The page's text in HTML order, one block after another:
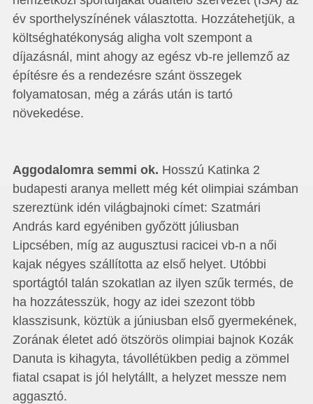
év sporthelyszínének választotta. Hozzátehetjük, a
költséghatékonyság aligha volt szempont a
díjazásnál, mint ahogy az egész vb-re jellemző az
építésre és a rendezésre szánt összegek
folyamatosan, még a zárás után is tartó
növekedése.
Aggodalomra semmi ok. Hosszú Katinka 2
budapesti aranya mellett még két olimpiai számban
szereztünk idén világbajnoki címet: Szatmári
András kard egyéniben győzött júliusban
Lipcsében, míg az augusztusi racicei vb-n a női
kajak négyes szállította az első helyet. Utóbbi
sportágtól talán szokatlan az ilyen szűk termés, de
ha hozzátesszük, hogy az idei szezont több
klasszisunk, köztük a júniusban első gyermekének,
Zorának életet adó ötszörös olimpiai bajnok Kozák
Danuta is kihagyta, távollétükben pedig a zömmel
fiatal csapat is jól helytállt, a helyzet messze nem
aggasztó.